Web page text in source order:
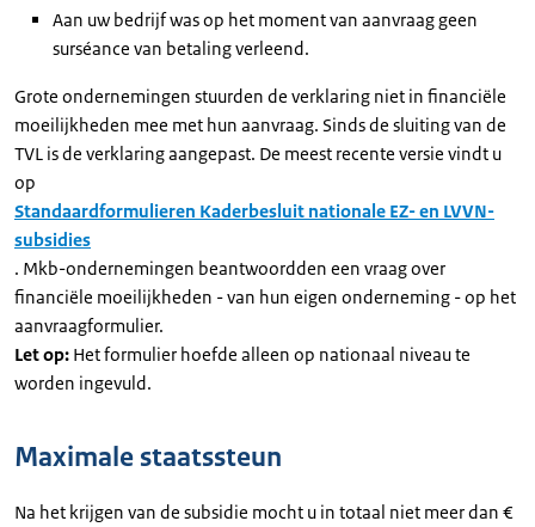
Aan uw bedrijf was op het moment van aanvraag geen
surséance van betaling verleend.
Grote ondernemingen stuurden de verklaring niet in financiële
moeilijkheden mee met hun aanvraag. Sinds de sluiting van de
TVL is de verklaring aangepast. De meest recente versie vindt u
op
Standaardformulieren Kaderbesluit nationale EZ- en LVVN-
subsidies
. Mkb-ondernemingen beantwoordden een vraag over
financiële moeilijkheden - van hun eigen onderneming - op het
aanvraagformulier.
Let op: Het formulier hoefde alleen op nationaal niveau te
worden ingevuld.
Maximale staatssteun
Na het krijgen van de subsidie mocht u in totaal niet meer dan €